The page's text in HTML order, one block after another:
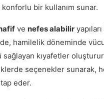
bir kullanım sunar.
ve nefes alabilir
hamilelik döneminde
kıyafetler
seçenekler sunarak,
eder.